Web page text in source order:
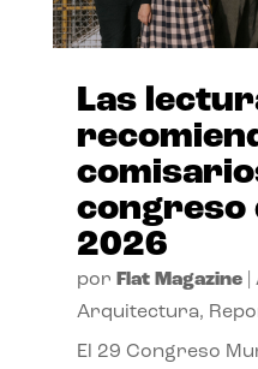
Las
congreso
2026
por Flat Magazine|
Arquitectura,
El 29 Congreso